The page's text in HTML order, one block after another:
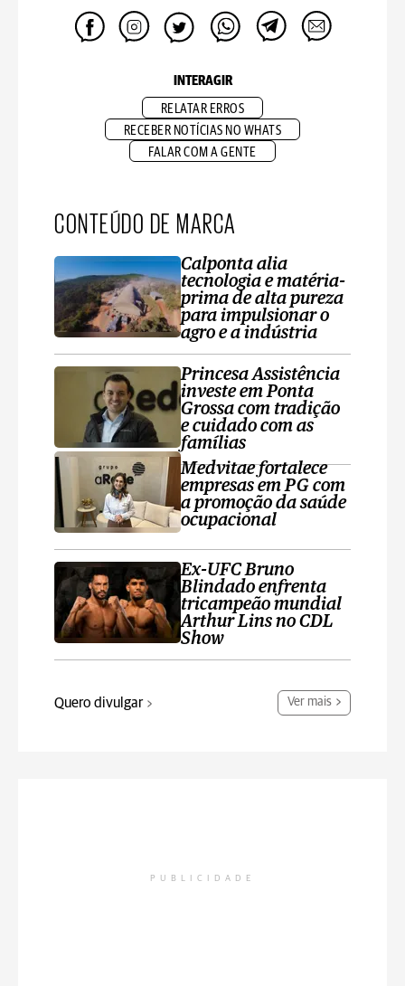
INTERAGIR
RELATAR ERROS
RECEBER NOTÍCIAS NO WHATS
FALAR COM A GENTE
CONTEÚDO DE MARCA
Calponta alia
tecnologia e matéria-
prima de alta pureza
para impulsionar o
agro e a indústria
Princesa Assistência
investe em Ponta
Grossa com tradição
e cuidado com as
famílias
Medvitae fortalece
empresas em PG com
a promoção da saúde
ocupacional
Ex-UFC Bruno
Blindado enfrenta
tricampeão mundial
Arthur Lins no CDL
Show
Quero divulgar Ver mais
PUBLICIDADE